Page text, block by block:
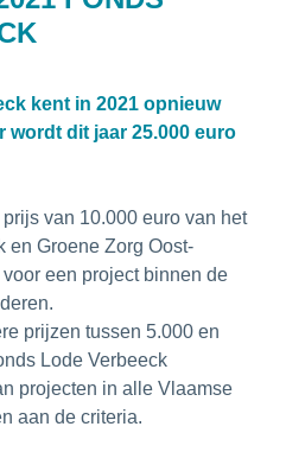
kent in 2021 opnieuw
wordt dit jaar 25.000 euro
van 10.000 euro van het
en Groene Zorg Oost-
een project binnen de
prijzen tussen 5.000 en
Lode Verbeeck
projecten in alle Vlaamse
aan de criteria.